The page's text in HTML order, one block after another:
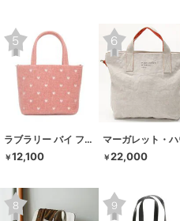
ラブラリー バイ フェイラー
￥12,100 ￥22,000